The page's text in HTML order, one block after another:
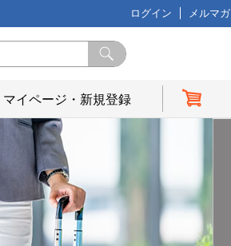
ログイン メルマガ
マイページ・新規登録